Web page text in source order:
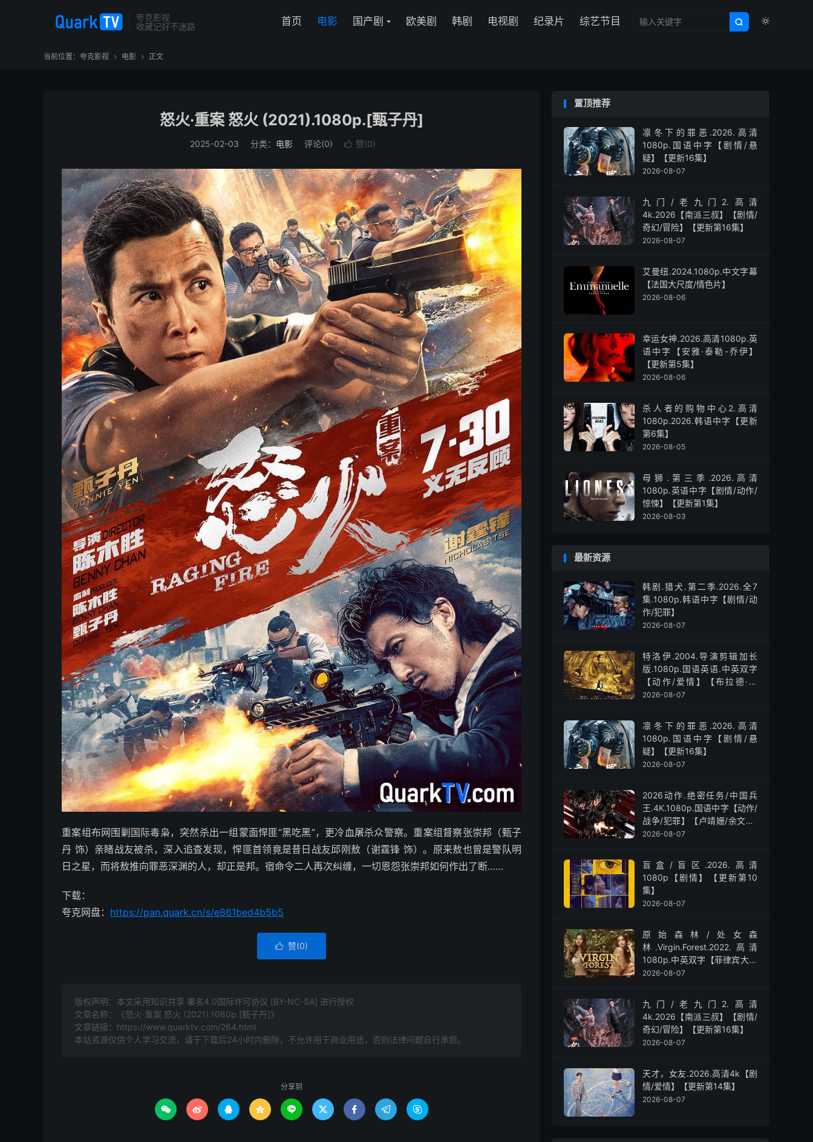
夸克影视
收藏记好不迷路


首页 电影 国产剧 欧美剧 韩剧 电视剧 纪录片 综艺节目
当前位置： 夸克影视  电影  正文
怒火·重案 怒火 (2021).1080p.[甄子丹]
2025-02-03 分类： 电影 评论(0)  赞(0)
重案组布网围剿国际毒枭，突然杀出一组蒙面悍匪“黑吃黑”，更冷血屠杀众警察。重案组督察张崇邦（甄子
丹 饰）亲睹战友被杀，深入追查发现，悍匪首领竟是昔日战友邱刚敖（谢霆锋 饰）。原来敖也曾是警队明
日之星，而将敖推向罪恶深渊的人，却正是邦。宿命令二人再次纠缠，一切恩怨张崇邦如何作出了断……
下载：
夸克网盘： https://pan.quark.cn/s/e861bed4b5b5
 赞(0)
版权声明：本文采用知识共享 署名4.0国际许可协议 [BY-NC-SA] 进行授权
文章名称：《怒火·重案 怒火 (2021).1080p.[甄子丹]》
文章链接： https://www.quarktv.com/264.html
本站资源仅供个人学习交流，请于下载后24小时内删除，不允许用于商业用途，否则法律问题自行承担。
分享到
        
置顶推荐
凛冬下的罪恶.2026.高清
1080p.国语中字【剧情/悬
疑】【更新16集】
2026-08-07
九门/老九门2.高清
4k.2026【南派三叔】【剧情/
奇幻/冒险】【更新第16集】
2026-08-07
艾曼纽.2024.1080p.中文字幕
【法国大尺度/情色片】
2026-08-06
幸运女神.2026.高清1080p.英
语中字【安雅·泰勒-乔伊】
【更新第5集】
2026-08-06
杀人者的购物中心2.高清
1080p.2026.韩语中字【更新
第6集】
2026-08-05
母狮.第三季.2026.高清
1080p.英语中字【剧情/动作/
惊悚】【更新第1集】
2026-08-03
最新资源
韩剧.猎犬.第二季.2026.全7
集.1080p.韩语中字【剧情/动
作/犯罪】
2026-08-07
特洛伊.2004.导演剪辑加长
版.1080p.国语英语.中英双字
【动作/爱情】【布拉德·皮
特】
2026-08-07
凛冬下的罪恶.2026.高清
1080p.国语中字【剧情/悬
疑】【更新16集】
2026-08-07
2026动作.绝密任务/中国兵
王.4K.1080p.国语中字【动作/
战争/犯罪】【卢靖姗/余文乐/
屈菁菁】
2026-08-07
盲盒/盲区.2026.高清
1080p【剧情】【更新第10
集】
2026-08-07
原始森林/处女森
林.Virgin.Forest.2022.高清
1080p.中英双字【菲律宾大尺
度】
2026-08-07
九门/老九门2.高清
4k.2026【南派三叔】【剧情/
奇幻/冒险】【更新第16集】
2026-08-07
天才，女友.2026.高清4k【剧
情/爱情】【更新第14集】
2026-08-07